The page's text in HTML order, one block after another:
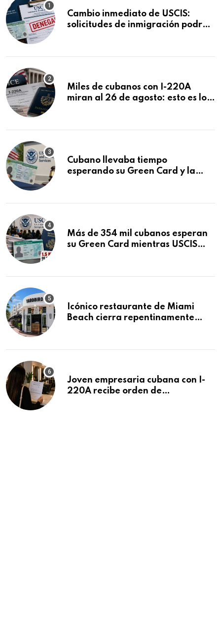
Cambio inmediato de USCIS:
solicitudes de inmigración podrán
Miles de cubanos con I-220A
miran al 26 de agosto: esto es lo
Cubano llevaba tiempo
esperando su Green Card y la
Más de 354 mil cubanos esperan
su Green Card mientras USCIS
Icónico restaurante de Miami
Beach cierra repentinamente
Joven empresaria cubana con I-
220A recibe orden de